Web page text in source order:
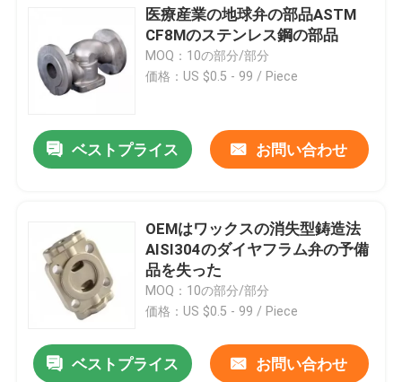
医療産業の地球弁の部品ASTM
CF8Mのステンレス鋼の部品
MOQ：10の部分/部分
価格：US $0.5 - 99 / Piece
ベストプライス お問い合わせ
OEMはワックスの消失型鋳造法
AISI304のダイヤフラム弁の予備
品を失った
MOQ：10の部分/部分
価格：US $0.5 - 99 / Piece
ベストプライス お問い合わせ